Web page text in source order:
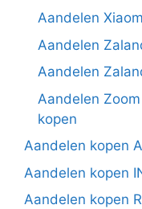
Aandelen
Aandelen
Aandelen
Aandelen
kopen
Aandelen kopen
Aandelen kopen
Aandelen kopen